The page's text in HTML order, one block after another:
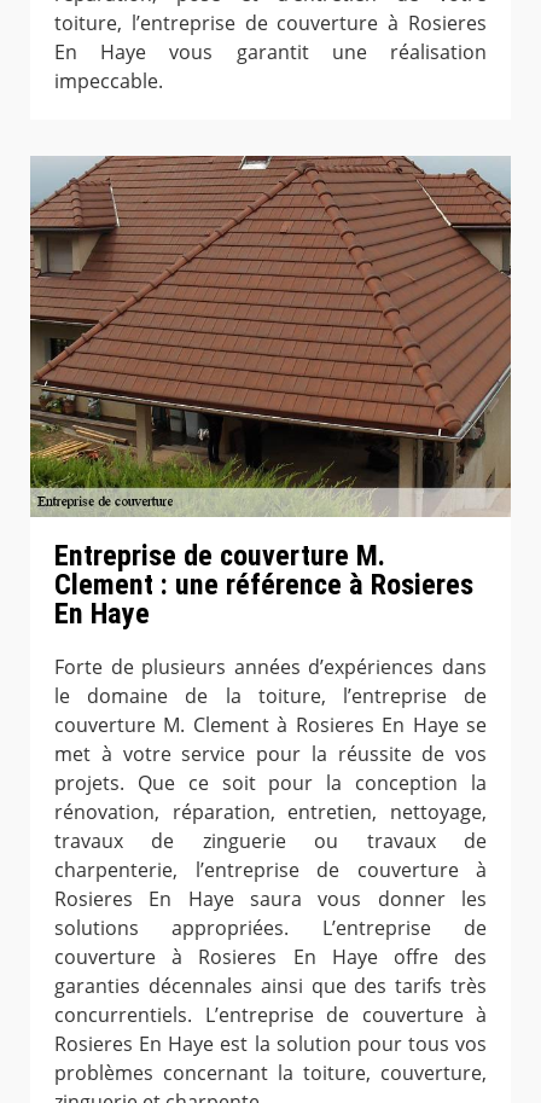
toiture, l’entreprise de couverture à Rosieres
En Haye vous garantit une réalisation
impeccable.
Entreprise de couverture M.
Clement : une référence à Rosieres
En Haye
Forte de plusieurs années d’expériences dans
le domaine de la toiture, l’entreprise de
couverture M. Clement à Rosieres En Haye se
met à votre service pour la réussite de vos
projets. Que ce soit pour la conception la
rénovation, réparation, entretien, nettoyage,
travaux de zinguerie ou travaux de
charpenterie, l’entreprise de couverture à
Rosieres En Haye saura vous donner les
solutions appropriées. L’entreprise de
couverture à Rosieres En Haye offre des
garanties décennales ainsi que des tarifs très
concurrentiels. L’entreprise de couverture à
Rosieres En Haye est la solution pour tous vos
problèmes concernant la toiture, couverture,